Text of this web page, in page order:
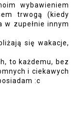
wybawieniem
trwogą (kiedy
w zupełnie innym
się wakacje,
to każdemu, bez
i ciekawych
:c